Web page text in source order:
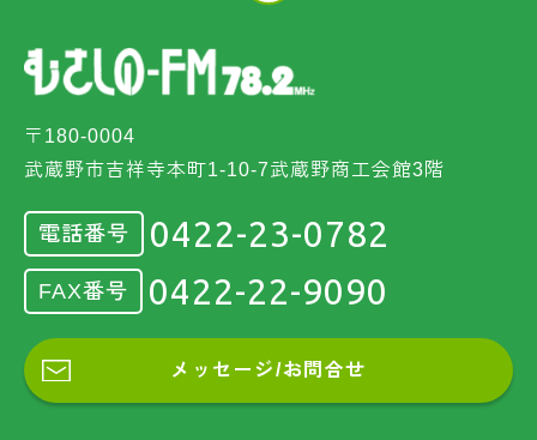
〒180-0004
武蔵野市吉祥寺本町1-10-7武蔵野商工会館3階
電話番号 0422-23-0782
FAX番号 0422-22-9090
メッセージ/お問合せ